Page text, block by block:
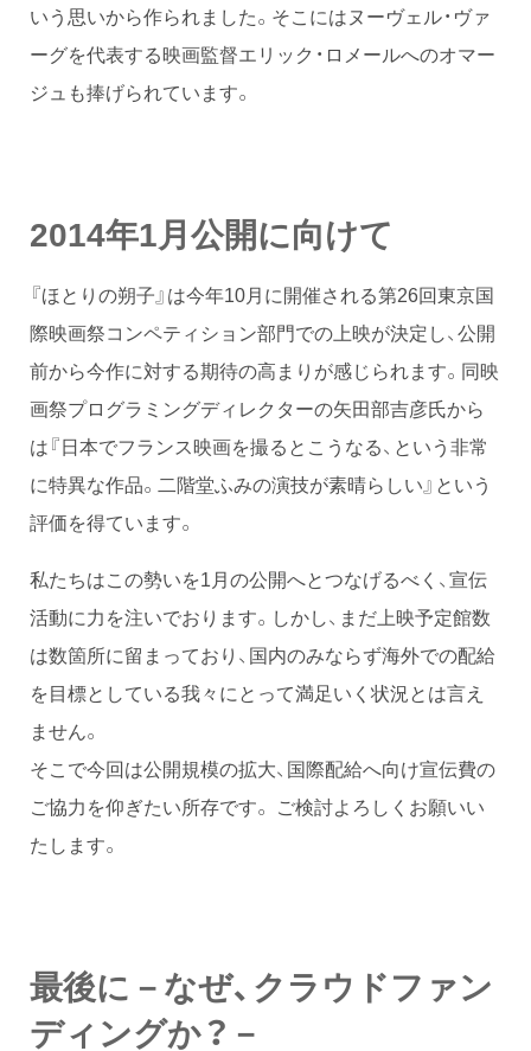
いう思いから作られました。そこにはヌーヴェル・ヴァ
ーグを代表する映画監督エリック・ロメールへのオマー
ジュも捧げられています。
2014年1月公開に向けて
『ほとりの朔子』は今年10月に開催される第26回東京国
際映画祭コンペティション部門での上映が決定し、公開
前から今作に対する期待の高まりが感じられます。同映
画祭プログラミングディレクターの矢田部吉彦氏から
は『日本でフランス映画を撮るとこうなる、という非常
に特異な作品。二階堂ふみの演技が素晴らしい』という
評価を得ています。
私たちはこの勢いを1月の公開へとつなげるべく、宣伝
活動に力を注いでおります。しかし、まだ上映予定館数
は数箇所に留まっており、国内のみならず海外での配給
を目標としている我々にとって満足いく状況とは言え
ません。
そこで今回は公開規模の拡大、国際配給へ向け宣伝費の
ご協力を仰ぎたい所存です。 ご検討よろしくお願いい
たします。
最後に－なぜ、クラウドファン
ディングか？－